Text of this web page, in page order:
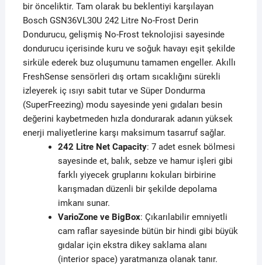
bir önceliktir. Tam olarak bu beklentiyi karşılayan
Bosch GSN36VL30U 242 Litre No-Frost Derin
Dondurucu, gelişmiş No-Frost teknolojisi sayesinde
dondurucu içerisinde kuru ve soğuk havayı eşit şekilde
sirküle ederek buz oluşumunu tamamen engeller. Akıllı
FreshSense sensörleri dış ortam sıcaklığını sürekli
izleyerek iç ısıyı sabit tutar ve Süper Dondurma
(SuperFreezing) modu sayesinde yeni gıdaları besin
değerini kaybetmeden hızla dondurarak adanın yüksek
enerji maliyetlerine karşı maksimum tasarruf sağlar.
242 Litre Net Capacity: 7 adet esnek bölmesi
sayesinde et, balık, sebze ve hamur işleri gibi
farklı yiyecek gruplarını kokuları birbirine
karışmadan düzenli bir şekilde depolama
imkanı sunar.
VarioZone ve BigBox: Çıkarılabilir emniyetli
cam raflar sayesinde bütün bir hindi gibi büyük
gıdalar için ekstra dikey saklama alanı
(interior space) yaratmanıza olanak tanır.